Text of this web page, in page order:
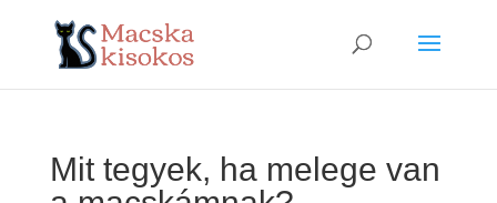
Mit tegyek, ha melege van